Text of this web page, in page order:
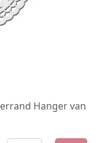
Hanger van